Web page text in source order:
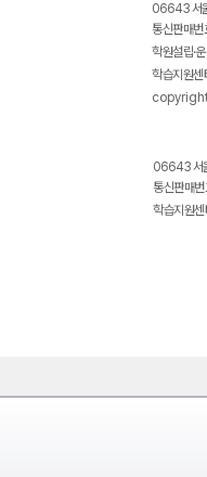
06643 서
통신판매
학원설립·
학습지원
06643 서
통신판매
학습지원